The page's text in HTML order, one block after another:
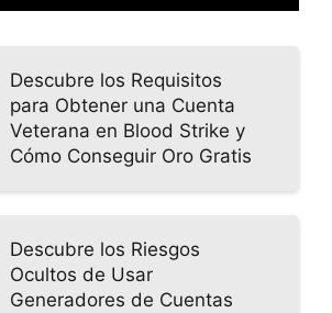
Descubre los Requisitos
para Obtener una Cuenta
Veterana en Blood Strike y
Cómo Conseguir Oro Gratis
Descubre los Riesgos
Ocultos de Usar
Generadores de Cuentas